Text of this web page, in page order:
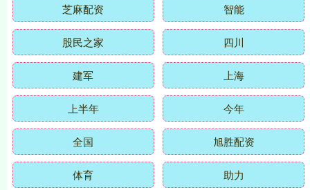
芝麻配资 智能
股民之家 四川
建军 上海
上半年 今年
全国 旭胜配资
体育 助力